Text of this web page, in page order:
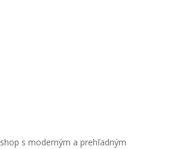
s moderným a prehľadným